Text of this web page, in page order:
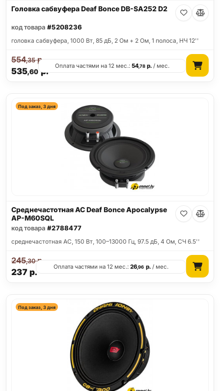
Головка сабвуфера Deaf Bonce DB-SA252 D2
код товара #5208236
головка сабвуфера, 1000 Вт, 85 дБ, 2 Ом + 2 Ом, 1 полоса, НЧ 12''
535,60р.
554,35р.
Оплата частями на 12 мес.:54,78 р. / мес.
Под заказ, 3 дня
Среднечастотная АС Deaf Bonce Apocalypse
AP-M60SQL
код товара #2788477
среднечастотная АС, 150 Вт, 100–13000 Гц, 97.5 дБ, 4 Ом, СЧ 6.5''
237 р.
245,30р.
Оплата частями на 12 мес.:26,96 р./ мес.
Под заказ, 3 дня